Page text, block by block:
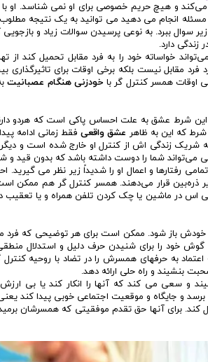
می‌کند و هیچ حریم خصوصی برای او نمی شناسد. او
انجام می دهید می توانید به یک نتیجه مطلوب
سوال ببرد. به نوعی پرسیدن سوالات زیاد و بازجویی
دارد.
خواساته خود را به فرد مقابل تحمیل کند از
مقابل نیست بلکه برخی اوقات برای
اوقات همسر کنترل گر با خودزنی هنگام عصبانیت
شرط عشق به علت احساس پاکی است که هردو دارند
که این به ظاهر عشق واقعیفقط زمانی ادامه
شریک زندگی اش از کنترل او خارج شده است و
می‌تواند شما را دوست داشته باشد که بدون
رفتارها و اعمال او را شدیداً زیر نظر می گیرید.
ذره‌بین قرار می‌دهند. همسر کنترل گر هم ممکن
در ماشین یا چک کردن تلفن همراه و یا تعقیب
باز شود. ممکن است برای هر توضیحی که فرد
خود را برای شنیدن حرف دلیل و استدلال
به حرفهای همسرش را در تضاد با روحیه کنترل
بنشیند و راه حلی ارائه دهد.
و سعی می کند که آنها را انکار کند یا بی
و موقعیت اجتماعی خوبی پیدا کند یعنی
کند. برای آنها حق تقدم موفقیتی که همسرشان